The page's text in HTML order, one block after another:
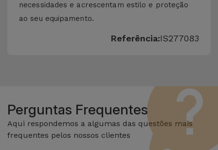
necessidades e acrescentam estilo e proteção
ao seu equipamento.
Referência:IS277083
Perguntas Frequentes
Aqui respondemos a algumas das questões mais
frequentes pelos nossos clientes